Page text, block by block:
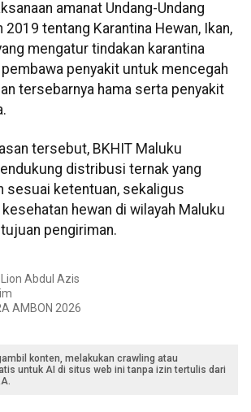
amanat Undang-Undang
2019 tentang Karantina Hewan, Ikan,
mengatur tindakan karantina
penyakit untuk mencegah
tersebarnya hama serta penyakit
tersebut, BKHIT Maluku
distribusi ternak yang
sesuai ketentuan, sekaligus
hewan di wilayah Maluku
pengiriman.
Abdul Azis
AMBON 2026
konten, melakukan crawling atau
untuk AI di situs web ini tanpa izin tertulis dari